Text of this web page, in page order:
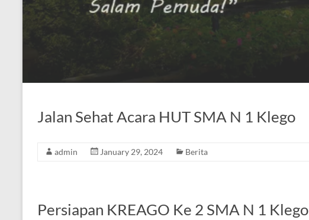
Jalan Sehat Acara HUT SMA N 1 Klego
admin January 29, 2024 Berita
Persiapan KREAGO Ke 2 SMA N 1 Klego